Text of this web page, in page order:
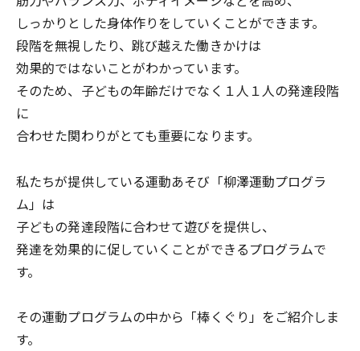
しっかりとした身体作りをしていくことができます。
段階を無視したり、跳び越えた働きかけは
効果的ではないことがわかっています。
そのため、子どもの年齢だけでなく１人１人の発達段階
に
合わせた関わりがとても重要になります。
私たちが提供している運動あそび「柳澤運動プログラ
ム」は
子どもの発達段階に合わせて遊びを提供し、
発達を効果的に促していくことができるプログラムで
す。
その運動プログラムの中から「棒くぐり」をご紹介しま
す。